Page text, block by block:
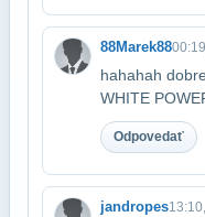
88Marek88
hahahah
WHITE
Odpovedať
jandropes